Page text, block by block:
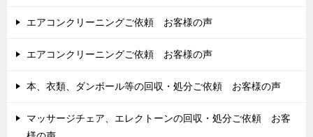
エアコンクリーニングご依頼 お客様の声
エアコンクリーニングご依頼 お客様の声
本、衣類、ダンボール等の回収・処分ご依頼 お客様の声
マッサージチェア、エレクトーンの回収・処分ご依頼 お客